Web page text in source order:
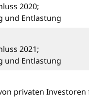
2020;
und Entlastung
2021;
und Entlastung
privaten Investoren